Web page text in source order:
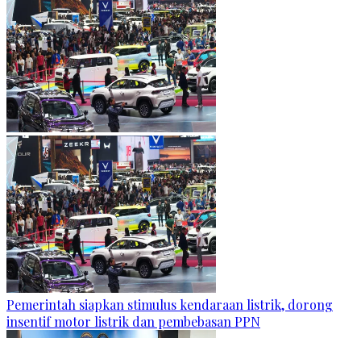
Pemerintah siapkan stimulus kendaraan listrik, dorong
insentif motor listrik dan pembebasan PPN